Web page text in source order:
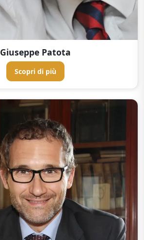
Giuseppe Patota
Scopri di più